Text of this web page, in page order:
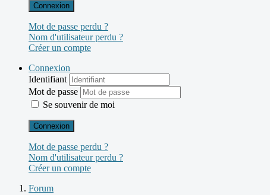
Connexion
Mot de passe perdu ?
Nom d'utilisateur perdu ?
Créer un compte
Connexion
Identifiant
Mot de passe
Se souvenir de moi
Connexion
Mot de passe perdu ?
Nom d'utilisateur perdu ?
Créer un compte
Forum